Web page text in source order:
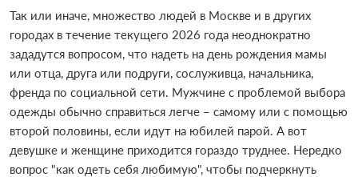
Так или иначе, множество людей в Москве и в других
городах в течение текущего 2026 года неоднократно
зададутся вопросом, что надеть на день рождения мамы
или отца, друга или подруги, сослуживца, начальника,
френда по социальной сети. Мужчине с проблемой выбора
одежды обычно справиться легче – самому или с помощью
второй половины, если идут на юбилей парой. А вот
девушке и женщине приходится гораздо труднее. Нередко
вопрос "как одеть себя любимую", чтобы подчеркнуть